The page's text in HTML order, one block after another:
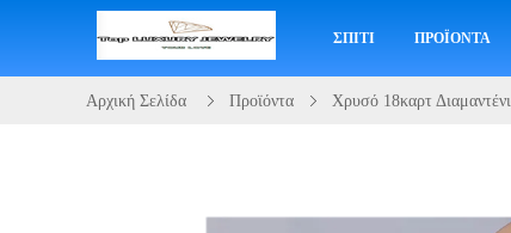
ΣΠΊΤΙ ΠΡΟΪΌΝΤΑ
Αρχική Σελίδα Προϊόντα Χρυσό 18καρτ